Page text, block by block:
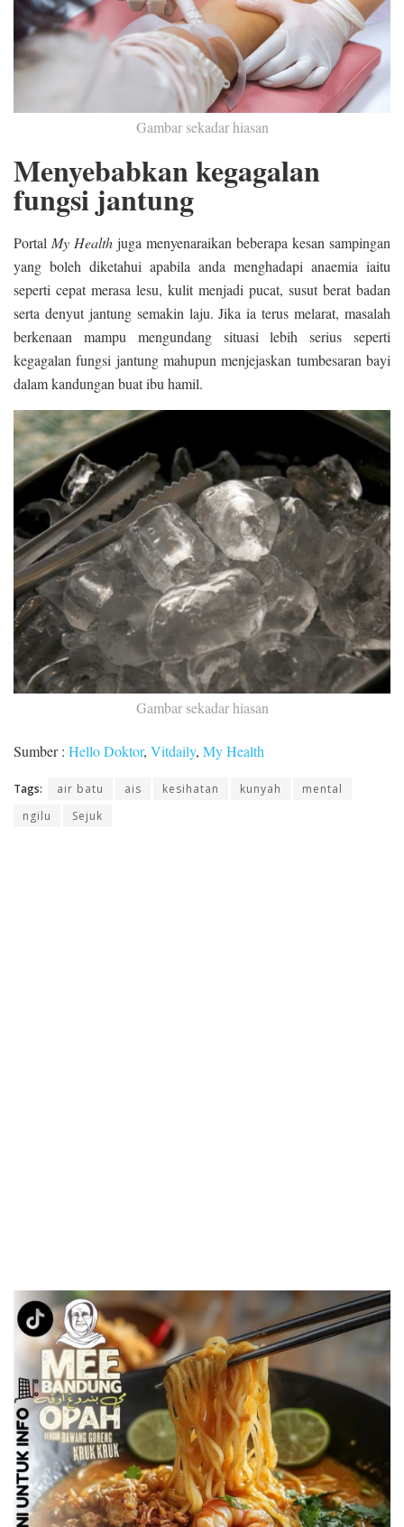
Gambar sekadar hiasan
Menyebabkan kegagalan
fungsi jantung
Portal My Health juga menyenaraikan beberapa kesan sampingan
yang boleh diketahui apabila anda menghadapi anaemia iaitu
seperti cepat merasa lesu, kulit menjadi pucat, susut berat badan
serta denyut jantung semakin laju. Jika ia terus melarat, masalah
berkenaan mampu mengundang situasi lebih serius seperti
kegagalan fungsi jantung mahupun menjejaskan tumbesaran bayi
dalam kandungan buat ibu hamil.
Gambar sekadar hiasan
Sumber : Hello Doktor, Vitdaily, My Health
Tags: air batu ais kesihatan kunyah
mental
ngilu
Sejuk